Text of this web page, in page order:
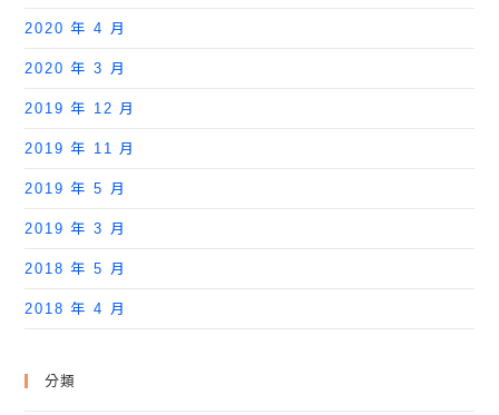
2020 年 4 月
2020 年 3 月
2019 年 12 月
2019 年 11 月
2019 年 5 月
2019 年 3 月
2018 年 5 月
2018 年 4 月
分類